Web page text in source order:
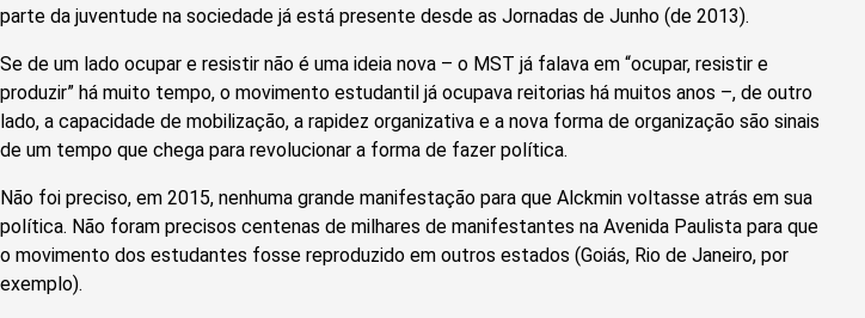
parte da juventude na sociedade já está presente desde as Jornadas de Junho (de 2013).
Se de um lado ocupar e resistir não é uma ideia nova – o MST já falava em “ocupar, resistir e
produzir” há muito tempo, o movimento estudantil já ocupava reitorias há muitos anos –, de outro
lado, a capacidade de mobilização, a rapidez organizativa e a nova forma de organização são sinais
de um tempo que chega para revolucionar a forma de fazer política.
Não foi preciso, em 2015, nenhuma grande manifestação para que Alckmin voltasse atrás em sua
política. Não foram precisos centenas de milhares de manifestantes na Avenida Paulista para que
o movimento dos estudantes fosse reproduzido em outros estados (Goiás, Rio de Janeiro, por
exemplo).